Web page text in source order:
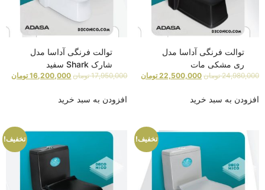
توالت فرنگی آداسا مدل
ری مشکی مات
24,980,000 تومان 22,500,000 تومان
افزودن به سبد خرید
توالت فرنگی آداسا مدل
شارک Shark سفید
17,950,000 تومان 16,200,000 تومان
افزودن به سبد خرید
تخفیف! تخفیف!